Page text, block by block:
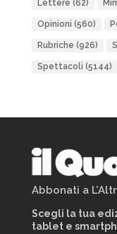
Lettere (62)
Opinioni (560)
Rubriche (926)
Spettacoli (5144)
Abbonati a
Scegli la tua
tablet e